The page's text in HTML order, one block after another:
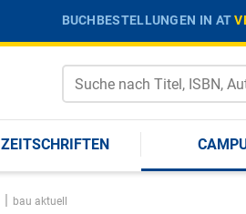
BUCHBESTELLUNGEN IN AT
ZEITSCHRIFTEN
| bau aktuell